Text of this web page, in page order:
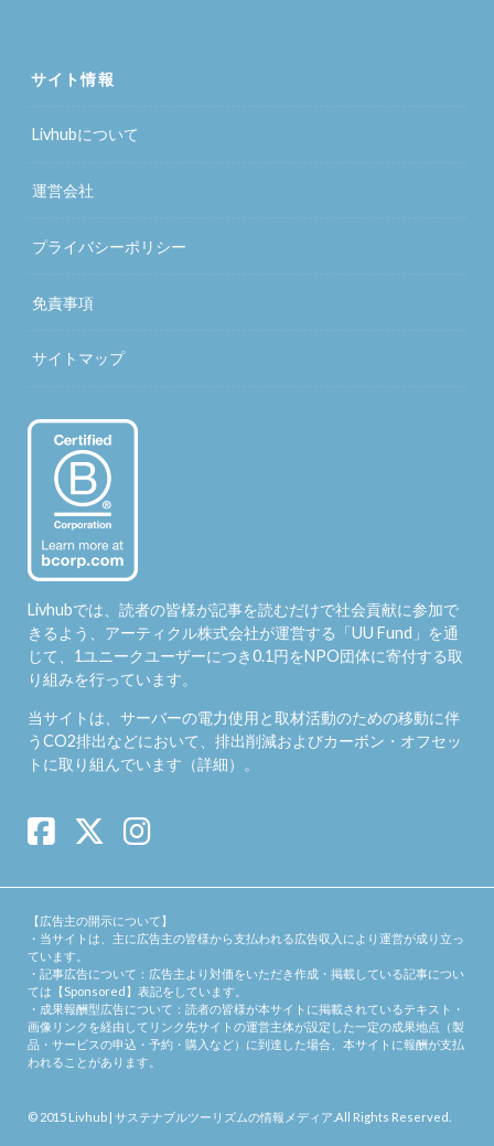
サイト情報
Livhubについて
運営会社
プライバシーポリシー
免責事項
サイトマップ
Livhubでは、読者の皆様が記事を読むだけで社会貢献に参加で
きるよう、アーティクル株式会社が運営する「UU Fund 」を通
じて、1ユニークユーザーにつき0.1円をNPO団体に寄付する取
り組みを行っています。
当サイトは、サーバーの電力使用と取材活動のための移動に伴
うCO2排出などにおいて、排出削減およびカーボン・オフセッ
トに取り組んでいます（詳細）。
【広告主の開示について】
・当サイトは、主に広告主の皆様から支払われる広告収入により運営が成り立っ
ています。
・記事広告について：広告主より対価をいただき作成・掲載している記事につい
ては【Sponsored】表記をしています。
・成果報酬型広告について：読者の皆様が本サイトに掲載されているテキスト・
画像リンクを経由してリンク先サイトの運営主体が設定した一定の成果地点（製
品・サービスの申込・予約・購入など）に到達した場合、本サイトに報酬が支払
われることがあります。
© 2015 Livhub | サステナブルツーリズムの情報メディア .All Rights Reserved.